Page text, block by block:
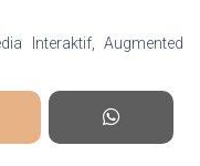
Interaktif, Augmented